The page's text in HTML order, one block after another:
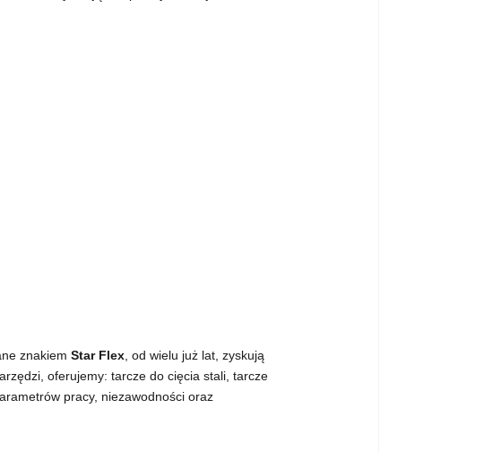
znakiem Star Flex , od wielu już lat, zyskują
oferujemy: tarcze do cięcia stali, tarcze
pracy, niezawodności oraz